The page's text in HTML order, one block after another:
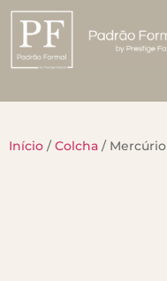
Início /Colcha / Mercúrio